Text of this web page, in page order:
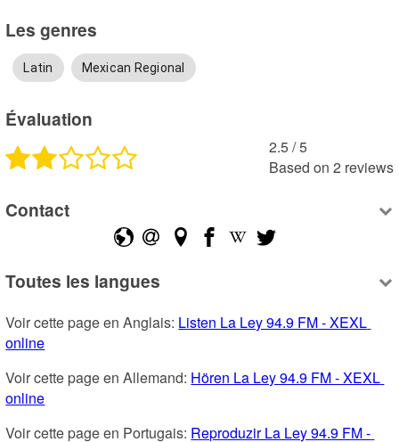
Les genres
Latin Mexican Regional
Évaluation
2.5 /5
Based on 2 reviews
Contact
Toutes les langues
Voir cette page en Anglais: Listen La Ley 94.9 FM - XEXL
online
Voir cette page en Allemand: Hören La Ley 94.9 FM - XEXL
online
Voir cette page en Portugais: Reproduzir La Ley 94.9 FM -